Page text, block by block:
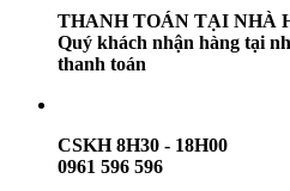
THANH TOÁN TẠI NHÀ
Quý khách nhận hàng tại
thanh toán
CSKH 8H30 - 18H00
0961 596 596